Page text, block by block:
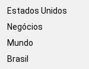
Estados Unidos
Negócios
Mundo
Brasil